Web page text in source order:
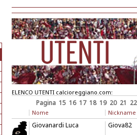
ELENCO UTENTI calcioreggiano.com:
Pagina 15 16 17 18 19 20 21 22
Nome Nickname
Giovanardi Luca Giova82